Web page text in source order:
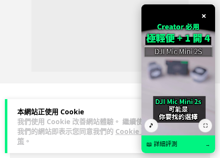
本網站正使用 Cookie
我們使用 Cookie 改善網站體驗。 繼續使用
我們的網站即表示您同意我們的 Cookie 政
策 。
科技娛樂 生活娛樂
Vin
×
🎵 ⛶
📖 詳細評測 →